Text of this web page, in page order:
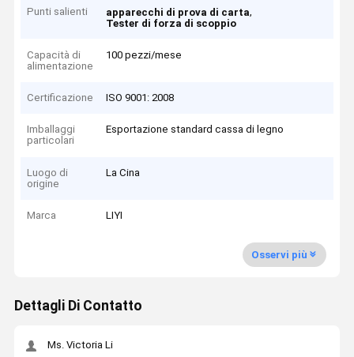
Punti salienti apparecchi di prova di carta,
Tester di forza di scoppio
Capacità di
alimentazione
100 pezzi/mese
Certificazione ISO 9001: 2008
Imballaggi
particolari
Esportazione standard cassa di legno
Luogo di
origine
La Cina
Marca LIYI
Osservi più
Dettagli Di Contatto
Ms. Victoria Li